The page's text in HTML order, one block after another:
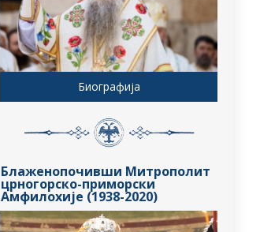
Биографија
Блаженопочивши Митрополит
црногорско-приморски
Амфилохије (1938-2020)